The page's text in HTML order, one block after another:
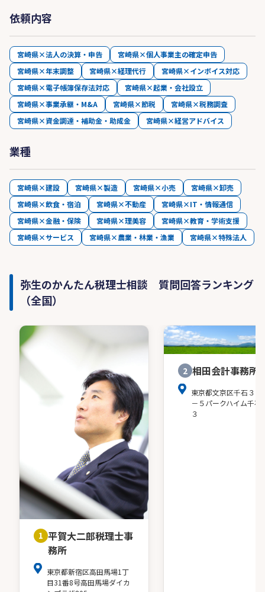
依頼内容
宮崎県×法人の決算・申告
宮崎県×個人事業主の確定申告
宮崎県×年末調整
宮崎県×経理代行
宮崎県×インボイス対応
宮崎県×電子帳簿保存法対応
宮崎県×起業・会社設立
宮崎県×事業承継・M&A
宮崎県×節税
宮崎県×税務調査
宮崎県×資金調達・補助金・助成金
宮崎県×経営アドバイス
業種
宮崎県×建設 宮崎県×製造 宮崎県×小売
宮崎県×卸売
宮崎県×飲食・宿泊
宮崎県×不動産
宮崎県×IT・情報通信
宮崎県×金融・保険
宮崎県×理美容
宮崎県×教育・学術支援
宮崎県×サービス
宮崎県×農業・林業・漁業 宮崎県×特殊法人
弥生のかんたん税理士相談 質問回答ランキング
（全国）
1 平賀大二郎税理士事
務所
東京都新宿区高田馬場1丁
目31番8号高田馬場ダイカ
2 相田会計事務所
東京都文京区千石３－
－５パークハイム千石
３